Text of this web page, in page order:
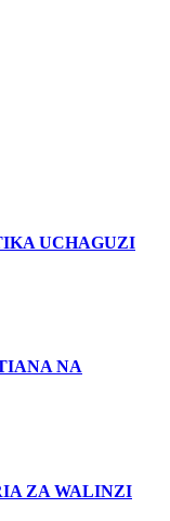
UCHAGUZI
NA
ZA WALINZI